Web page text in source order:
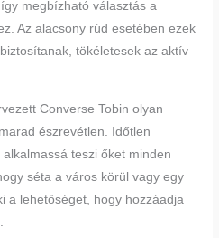
megbízható választás a
Az alacsony rúd esetében ezek
tökéletesek az aktív
Converse Tobin olyan
észrevétlen. Időtlen
teszi őket minden
séta a város körül vagy egy
a lehetőséget, hogy hozzáadja